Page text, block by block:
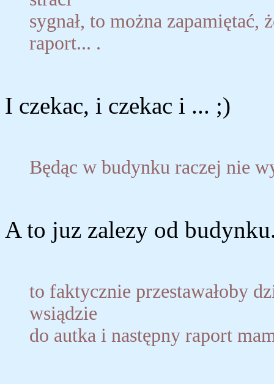
sygnał, to można zapamiętać,
raport... .
I czekac, i czekac i ... ;)
Będąc w budynku raczej nie
A to juz zalezy od
to faktycznie przestawałoby
wsiądzie
do autka i następny raport